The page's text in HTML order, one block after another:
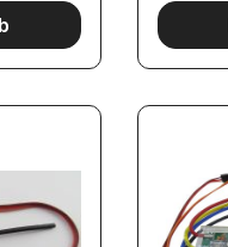
Micro
Breite: